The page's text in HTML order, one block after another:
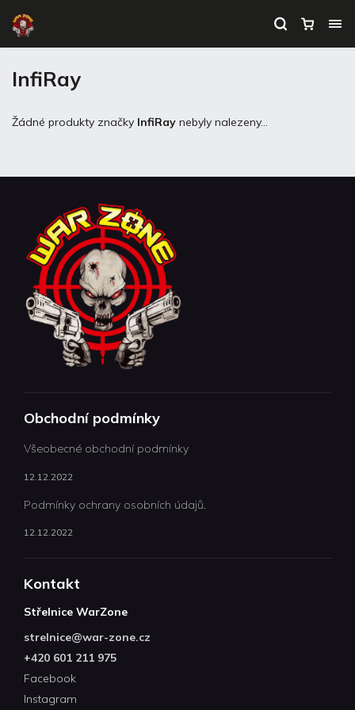
InfiRay
Žádné produkty značky InfiRay nebyly nalezeny...
Obchodní podmínky
Všeobecné obchodní podmínky
12.12.2022
Podmínky ochrany osobních údajů.
12.12.2022
Kontakt
Střelnice WarZone
strelnice@war-zone.cz
+420 601 211 975
Facebook
Instagram